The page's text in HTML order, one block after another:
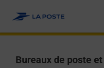
Bureaux de poste